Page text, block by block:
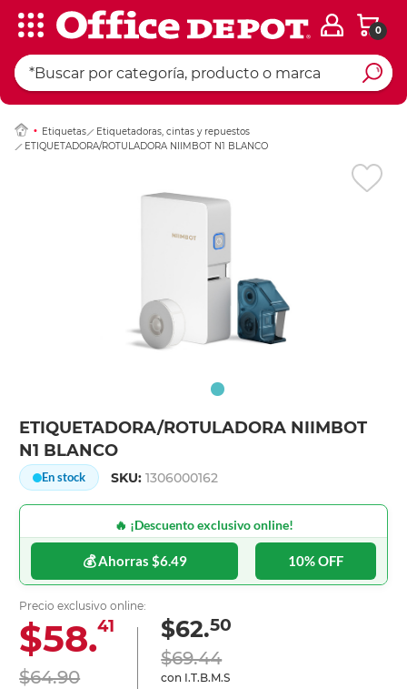
0
Etiquetas
Etiquetadoras, cintas y repuestos
ETIQUETADORA/ROTULADORA NIIMBOT N1 BLANCO
ETIQUETADORA/ROTULADORA NIIMBOT
N1 BLANCO
En stock SKU:1306000162
🔥 ¡Descuento exclusivo online!
💰 Ahorras $6.49 10% OFF
Precio exclusivo online:
$58.41
$64.90
$62.50
$69.44
con I.T.B.M.S
Ingresar Codigo